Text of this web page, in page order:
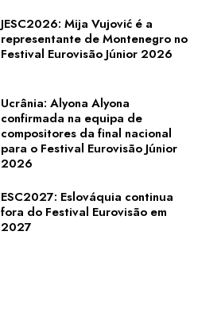
JESC2026: Mija Vujović é a
representante de Montenegro no
Festival Eurovisão Júnior 2026
Ucrânia: Alyona Alyona
confirmada na equipa de
compositores da final nacional
para o Festival Eurovisão Júnior
2026
ESC2027: Eslováquia continua
fora do Festival Eurovisão em
2027